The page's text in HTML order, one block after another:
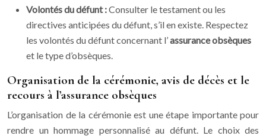
Volontés du défunt :Consulter le testament ou les
directives anticipées du défunt, s’il en existe. Respectez
les volontés du défunt concernant l’assurance obsèques
et le type d’obsèques.
Organisation de la cérémonie, avis de décès et le
recours à l’assurance obsèques
L’organisation de la cérémonie est une étape importante pour
rendre un hommage personnalisé au défunt. Le choix des